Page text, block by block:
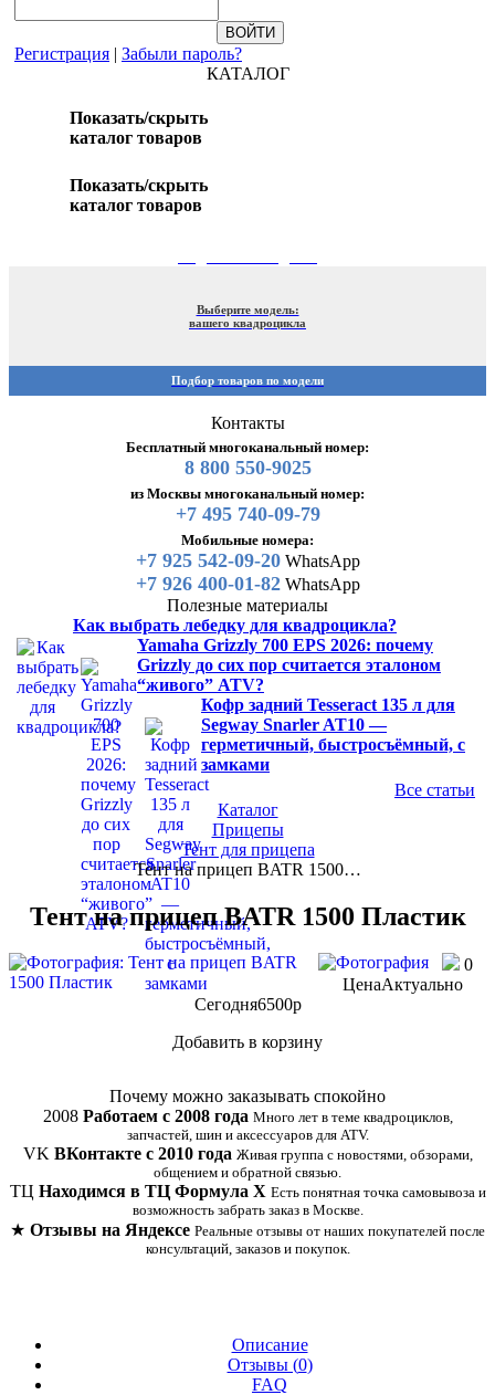
Регистрация | Забыли пароль?
КАТАЛОГ
Показать/скрыть
каталог товаров
Показать/скрыть
каталог товаров
Выберите модель:
вашего квадроцикла
Подбор товаров по модели
Контакты
Бесплатный многоканальный номер:
8 800 550-9025
из Москвы многоканальный номер:
+7 495 740-09-79
Мобильные номера:
+7 925 542-09-20WhatsApp
+7 926 400-01-82WhatsApp
Полезные материалы
Как выбрать лебедку для квадроцикла?
Yamaha Grizzly 700 EPS 2026: почему
Grizzly до сих пор считается эталоном
“живого” ATV?
Кофр задний Tesseract 135 л для
Segway Snarler AT10 —
герметичный, быстросъёмный, с
замками
Все статьи
Каталог
Прицепы
Тент для прицепа
Тент на прицеп BATR 1500…
Тент на прицеп BATR 1500 Пластик
0
ЦенаАктуально
Сегодня6500p
Добавить в корзину
Почему можно заказывать спокойно
2008 Работаем с 2008 года Много лет в теме квадроциклов,
запчастей, шин и аксессуаров для ATV.
VK ВКонтакте с 2010 года Живая группа с новостями, обзорами,
общением и обратной связью.
ТЦ Находимся в ТЦ Формула Х Есть понятная точка самовывоза и
возможность забрать заказ в Москве.
★ Отзывы на Яндексе Реальные отзывы от наших покупателей после
консультаций, заказов и покупок.
Описание
Отзывы (0)
FAQ